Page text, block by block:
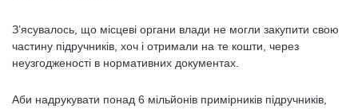
З’ясувалось, що місцеві органи влади не могли закупити свою
частину підручників, хоч і отримали на те кошти, через
неузгодженості в нормативних документах.
Аби надрукувати понад 6 мільйонів примірників підручників,